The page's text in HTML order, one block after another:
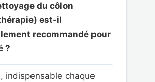
du côlon
est-il
recommandé pour
?
indispensable chaque